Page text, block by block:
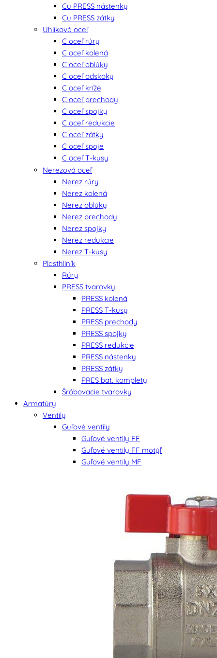
Cu PRESS nástenky
Cu PRESS zátky
Uhlíková oceľ
C oceľ rúry
C oceľ kolená
C oceľ oblúky
C oceľ odskoky
C oceľ kríže
C oceľ prechody
C oceľ spojky
C oceľ redukcie
C oceľ zátky
C oceľ spoje
C oceľ T-kusy
Nerezová oceľ
Nerez rúry
Nerez kolená
Nerez oblúky
Nerez prechody
Nerez spojky
Nerez redukcie
Nerez T-kusy
Plasthliník
Rúry
PRESS tvarovky
PRESS kolená
PRESS T-kusy
PRESS prechody
PRESS spojky
PRESS redukcie
PRESS nástenky
PRESS zátky
PRES bat. komplety
Šróbovacie tvarovky
Armatúry
Ventily
Guľové ventily
Guľové ventily FF
Guľové ventily FF motýľ
Guľové ventily MF